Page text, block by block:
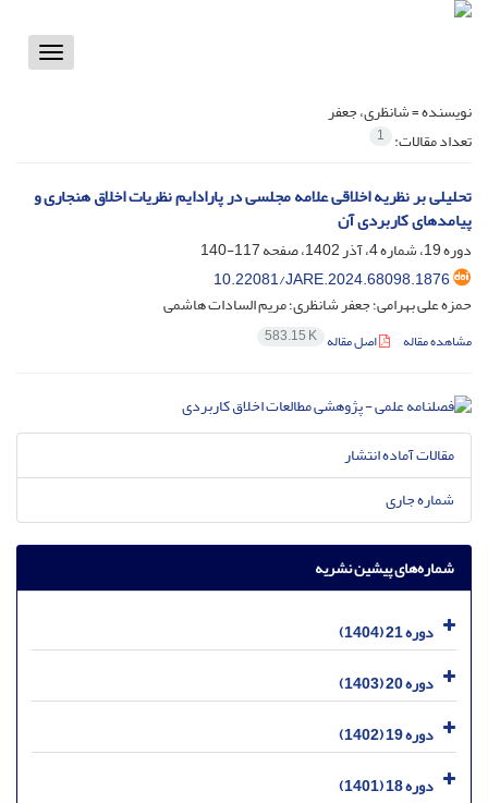
Toggle
نویسنده =شانظری، جعفر
تعداد مقالات: 1
تحلیلی بر نظریه اخلاقی علامه مجلسی در پارادایم نظریات اخلاق هنجاری و
پیامدهای کاربردی آن
دوره 19، شماره 4، آذر 1402، صفحه
117-140
10.22081/JARE.2024.68098.1876
حمزه علی بهرامی؛ جعفر شانظری؛ مریم السادات هاشمی
مشاهده مقاله اصل مقاله 583.15 K
مقالات آماده انتشار
شماره جاری
شماره‌های پیشین نشریه
دوره 21 (1404)
دوره 20 (1403)
دوره 19 (1402)
دوره 18 (1401)